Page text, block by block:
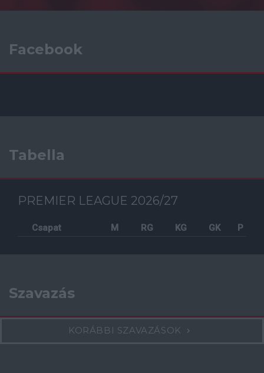
Facebook
Tabella
PREMIER LEAGUE 2026/27
Csapat M RG KG GK P
Szavazás
KORÁBBI SZAVAZÁSOK